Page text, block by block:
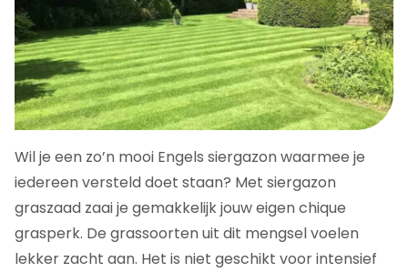
Wil je een zo’n mooi Engels siergazon waarmee je
iedereen versteld doet staan? Met siergazon
graszaad zaai je gemakkelijk jouw eigen chique
grasperk. De grassoorten uit dit mengsel voelen
lekker zacht aan. Het is niet geschikt voor intensief